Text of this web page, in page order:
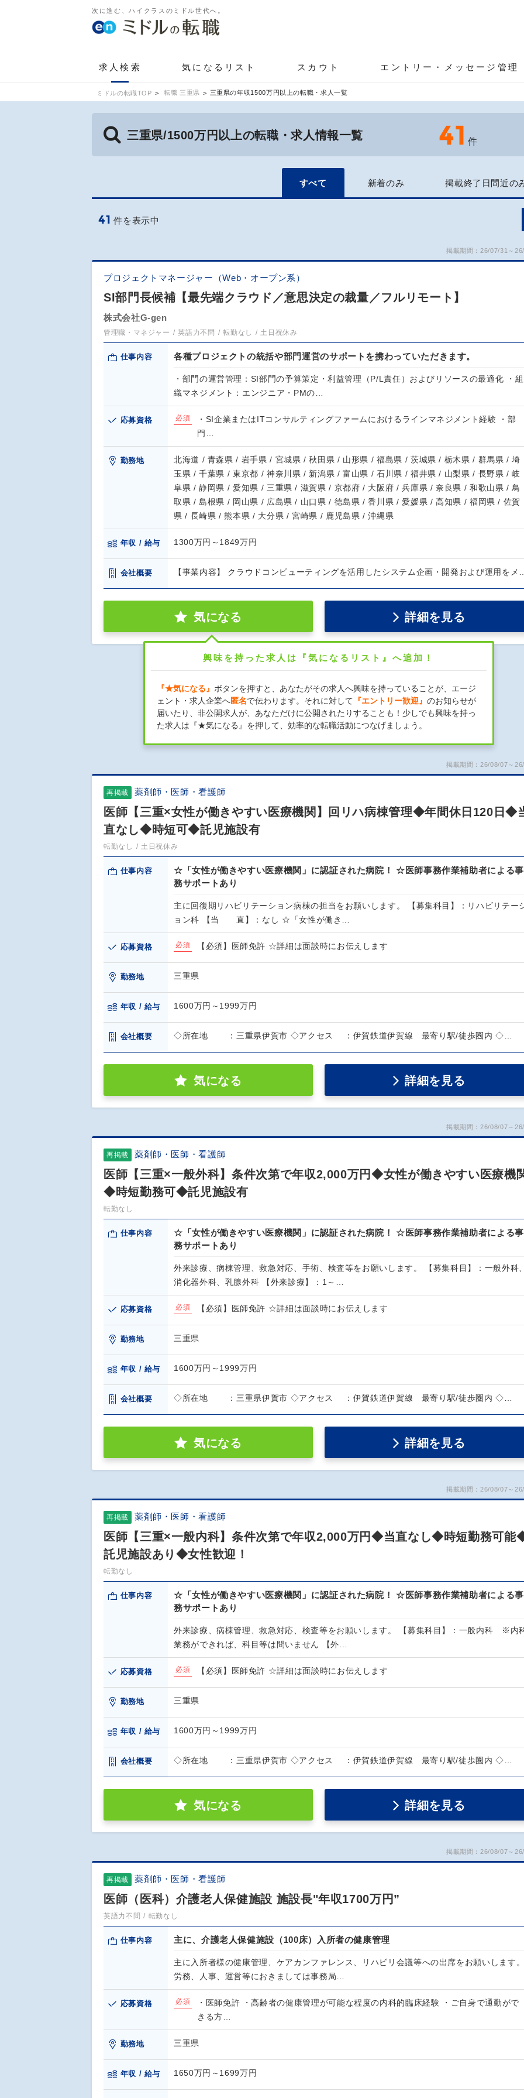
次に進む、ハイクラスのミドル世代へ。
求人検索 気になるリスト スカウト エントリー・メッセージ管理
ミドルの転職TOP 転職 三重県 三重県の年収1500万円以上の転職・求人一覧
三重県/1500万円以上の転職・求人情報一覧 41 件
すべて 新着のみ 掲載終了日間近の
41 件を表示中
掲載期間：26/07/31～
プロジェクトマネージャー（Web・オープン系）
SI部門長候補【最先端クラウド／意思決定の裁量／フルリモート】
株式会社G-gen
管理職・マネジャー 英語力不問 転勤なし 土日祝休み
仕事内容 各種プロジェクトの統括や部門運営のサポートを携わっていただきます。
・部門の運営管理：SI部門の予算策定・利益管理（P/L責任）およびリソースの最適化 ・組
織マネジメント：エンジニア・PMの…
応募資格 必須
・SI企業またはITコンサルティングファームにおけるラインマネジメント経験 ・部
門…
勤務地
北海道 / 青森県 / 岩手県 / 宮城県 / 秋田県 / 山形県 / 福島県 / 茨城県 / 栃木県 / 群馬県 / 埼
玉県 / 千葉県 / 東京都 / 神奈川県 / 新潟県 / 富山県 / 石川県 / 福井県 / 山梨県 / 長野県 / 岐
阜県 / 静岡県 / 愛知県 / 三重県 / 滋賀県 / 京都府 / 大阪府 / 兵庫県 / 奈良県 / 和歌山県 / 鳥
取県 / 島根県 / 岡山県 / 広島県 / 山口県 / 徳島県 / 香川県 / 愛媛県 / 高知県 / 福岡県 / 佐賀
県 / 長崎県 / 熊本県 / 大分県 / 宮崎県 / 鹿児島県 / 沖縄県
年収 / 給与 1300万円～1849万円
会社概要 【事業内容】 クラウドコンピューティングを活用したシステム企画・開発および運用を
気になる 詳細を見る
興味を持った求人は『気になるリスト』へ追加！
『★気になる』 ボタンを押すと、あなたがその求人へ興味を持っていることが、エージ
ェント・求人企業へ匿名で伝わります。それに対して 『エントリー歓迎』 のお知らせが
届いたり、非公開求人が、あなただけに公開されたりすることも！少しでも興味を持っ
た求人は『★気になる』を押して、効率的な転職活動につなげましょう。
掲載期間：26/08/07～
再掲載 薬剤師・医師・看護師
医師【三重×女性が働きやすい医療機関】回リハ病棟管理◆年間休日120日◆
直なし◆時短可◆託児施設有
転勤なし 土日祝休み
仕事内容
☆「女性が働きやすい医療機関」に認証された病院！ ☆医師事務作業補助者による事
務サポートあり
主に回復期リハビリテーション病棟の担当をお願いします。 【募集科目】：リハビリテー
ョン科 【当 直】：なし ☆「女性が働き…
応募資格 必須 【必須】医師免許 ☆詳細は面談時にお伝えします
勤務地 三重県
年収 / 給与 1600万円～1999万円
会社概要 ◇所在地 ：三重県伊賀市 ◇アクセス ：伊賀鉄道伊賀線 最寄り駅/徒歩圏内 ◇…
気になる 詳細を見る
掲載期間：26/08/07～
再掲載 薬剤師・医師・看護師
医師【三重×一般外科】条件次第で年収2,000万円◆女性が働きやすい医療機
◆時短勤務可◆託児施設有
転勤なし
仕事内容
☆「女性が働きやすい医療機関」に認証された病院！ ☆医師事務作業補助者による事
務サポートあり
外来診療、病棟管理、救急対応、手術、検査等をお願いします。 【募集科目】：一般外科
消化器外科、乳腺外科 【外来診療】：1～…
応募資格 必須 【必須】医師免許 ☆詳細は面談時にお伝えします
勤務地 三重県
年収 / 給与 1600万円～1999万円
会社概要 ◇所在地 ：三重県伊賀市 ◇アクセス ：伊賀鉄道伊賀線 最寄り駅/徒歩圏内 ◇…
気になる 詳細を見る
掲載期間：26/08/07～
再掲載 薬剤師・医師・看護師
医師【三重×一般内科】条件次第で年収2,000万円◆当直なし◆時短勤務可能
託児施設あり◆女性歓迎！
転勤なし
仕事内容
☆「女性が働きやすい医療機関」に認証された病院！ ☆医師事務作業補助者による事
務サポートあり
外来診療、病棟管理、救急対応、検査等をお願いします。 【募集科目】：一般内科 ※内
業務ができれば、科目等は問いません 【外…
応募資格 必須 【必須】医師免許 ☆詳細は面談時にお伝えします
勤務地 三重県
年収 / 給与 1600万円～1999万円
会社概要 ◇所在地 ：三重県伊賀市 ◇アクセス ：伊賀鉄道伊賀線 最寄り駅/徒歩圏内 ◇…
気になる 詳細を見る
掲載期間：26/08/07～
再掲載 薬剤師・医師・看護師
医師（医科）介護老人保健施設 施設長"年収1700万円”
英語力不問 転勤なし
仕事内容 主に、介護老人保健施設（100床）入所者の健康管理
主に入所者様の健康管理、ケアカンファレンス、リハビリ会議等への出席をお願いします
労務、人事、運営等におきましては事務局…
応募資格 必須
・医師免許 ・高齢者の健康管理が可能な程度の内科的臨床経験 ・ご自身で通勤がで
きる方…
勤務地 三重県
年収 / 給与 1650万円～1699万円